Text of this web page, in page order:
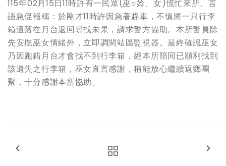
115年02月15日11時許有一民眾(巫○姈、女)慌忙來所、言
語急促報稱：於剛才11時許因急著趕車，不慎將一只行李
箱遺落在月台返回尋找未果，請求警方協助。本所警員除
先安撫巫女情緒外，立即調閱站區監視器。最終確認巫女
乃因跑錯月台才會找不到行李箱，經本所陪同已順利找到
該遺失之行李箱，巫女直言感謝，稱能放心繼續返鄉團
聚，十分感謝本所協助。